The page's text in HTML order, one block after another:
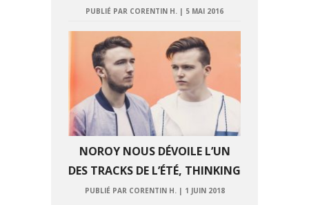
PUBLIÉ PAR CORENTIN H. | 5 MAI 2016
NOROY NOUS DÉVOILE L’UN
DES TRACKS DE L’ÉTÉ, THINKING
PUBLIÉ PAR CORENTIN H.| 1 JUIN 2018